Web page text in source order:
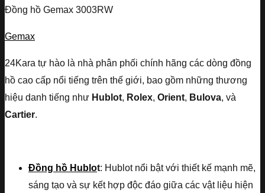
Đồng hồ Gemax 3003RW
Gemax
24Kara tự hào là nhà phân phối chính hãng các dòng đồng
hồ cao cấp nổi tiếng trên thế giới, bao gồm những thương
hiệu danh tiếng như Hublot, Rolex, Orient, Bulova, và
Cartier.
Đồng hồ Hublot: Hublot nổi bật với thiết kế mạnh mẽ,
sáng tạo và sự kết hợp độc đáo giữa các vật liệu hiện